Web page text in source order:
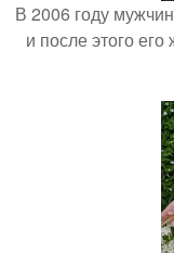
В 2006 году
и после этого